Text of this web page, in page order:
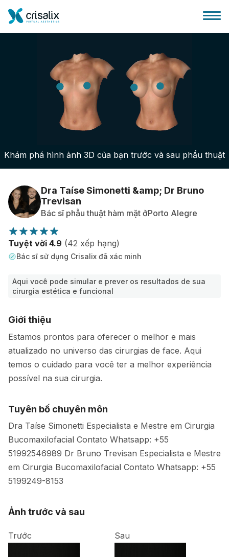
Bác sĩ phẫu thuật
Nền tảng kinh doanh 3D
Gói
Đánh giá của bệnh nhân
Khám phá hình ảnh 3D của bạn trước và sau phẩu thuật
Dra Taíse Simonetti &amp; Dr Bruno
Trevisan
Bác sĩ phẫu thuật hàm mặt ởPorto Alegre
Tuyệt vời 4.9 (42 xếp hạng)
Bác sĩ sử dụng Crisalix đã xác minh
Aqui você pode simular e prever os resultados de sua
cirurgia estética e funcional
Giới thiệu
Estamos prontos para oferecer o melhor e mais
atualizado no universo das cirurgias de face. Aqui
temos o cuidado para você ter a melhor experiência
possível na sua cirurgia.
Tuyên bố chuyên môn
Dra Taíse Simonetti Especialista e Mestre em Cirurgia
Bucomaxilofacial Contato Whatsapp: +55
51992546989 Dr Bruno Trevisan Especialista e Mestre
em Cirurgia Bucomaxilofacial Contato Whatsapp: +55
5199249-8153
Ảnh trước và sau
Trước Sau